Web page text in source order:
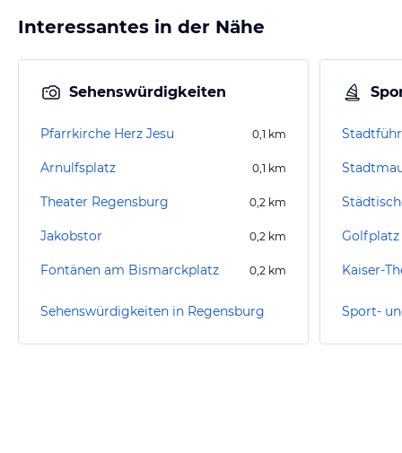
Interessantes in der Nähe
Sehenswürdigkeiten
Pfarrkirche Herz Jesu 0,1 km
Arnulfsplatz 0,1 km
Theater Regensburg 0,2 km
Jakobstor 0,2 km
Fontänen am Bismarckplatz 0,2 km
Sehenswürdigkeiten in Regensburg
Kaiser-